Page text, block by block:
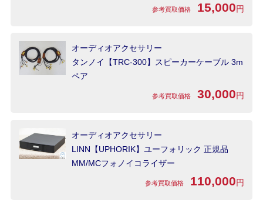
参考買取価格 15,000円
オーディオアクセサリー
タンノイ【TRC-300】スピーカーケーブル 3m
ペア
参考買取価格 30,000円
オーディオアクセサリー
LINN【UPHORIK】ユーフォリック 正規品
MM/MCフォノイコライザー
参考買取価格 110,000円